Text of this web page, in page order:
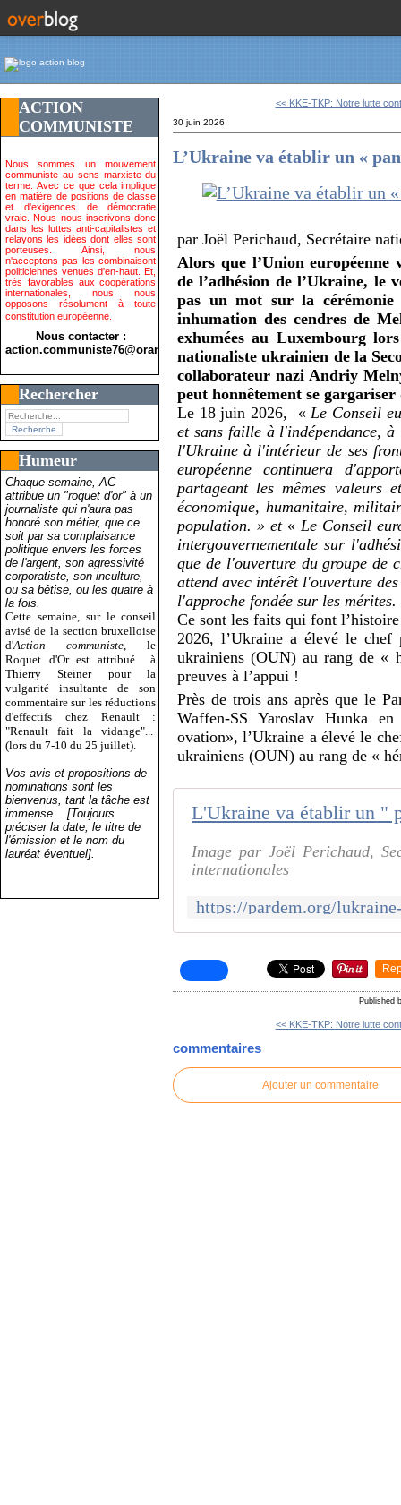
ACTION
COMMUNISTE
Nous sommes un mouvement
communiste au sens marxiste du
terme. Avec ce que cela implique
en matière de positions de classe
et d'exigences de démocratie
vraie. Nous nous inscrivons donc
dans les luttes anti-capitalistes et
relayons les idées dont elles sont
porteuses. Ainsi, nous
n'acceptons pas les combinaisont
politiciennes venues d'en-haut. Et,
très favorables aux coopérations
internationales, nous nous
opposons résolument à toute
constitution européenne.
Nous contacter :
action.communiste76@orange.fr>
Rechercher
Humeur
Chaque semaine, AC
attribue un "roquet d'or" à un
journaliste qui n'aura pas
honoré son métier, que ce
soit par sa complaisance
politique envers les forces
de l'argent, son agressivité
corporatiste, son inculture,
ou sa bêtise, ou les quatre à
la fois.
Cette semaine, sur le conseil
avisé de la section bruxelloise
d'Action communiste , le
Roquet d'Or est attribué
à
Thierry Steiner pour la
vulgarité insultante de son
commentaire sur les réductions
d'effectifs chez Renault :
"Renault fait la vidange"...
(lors du 7-10 du 25 juillet).
Vos avis et propositions de
nominations sont les
bienvenus, tant la tâche est
immense... [Toujours
préciser la date, le titre de
l'émission et le nom du
lauréat éventuel].
<< KKE-TKP: Notre lutte
30 juin 2026
L’Ukraine va établir un «
par Joël Perichaud, Secrétaire
Alors que l’Union européenne
de l’adhésion de l’Ukraine, le
pas un mot sur la
inhumation des cendres de
exhumées au Luxembourg
nationaliste ukrainien de la
collaborateur nazi Andriy
peut honnêtement se gargariser
Le 18 juin 2026, «Le Conseil
et sans faille à l'indépendance,
l'Ukraine à l'intérieur de ses
européenne continuera
partageant les mêmes valeurs
économique, humanitaire,
population. » et « Le Conseil
intergouvernementale sur
que de l'ouverture du groupe de
attend avec intérêt l'ouverture
l'approche fondée sur les mérites.
Ce sont les faits qui font
2026, l’Ukraine a élevé le chef
ukrainiens (OUN) au rang de «
preuves à l’appui !
Près de trois ans après que le
Waffen-SS Yaroslav Hunka
ovation», l’Ukraine a élevé le
ukrainiens (OUN) au rang de «
Image par Joël Perichaud,
internationales
Published
<< KKE-TKP: Notre lutte
commentaires
Ajouter un commentaire